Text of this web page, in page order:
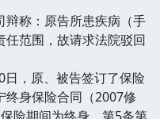
称：原告所患疾病（手
范围，故请求法院驳回
，原、被告签订了保险
终身保险合同（2007修